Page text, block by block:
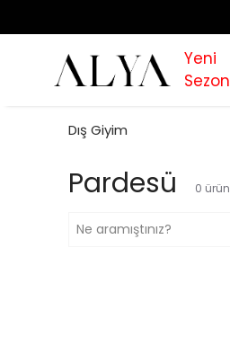
Yeni
Sezon
Dış Giyim
Pardesü 0 ürün